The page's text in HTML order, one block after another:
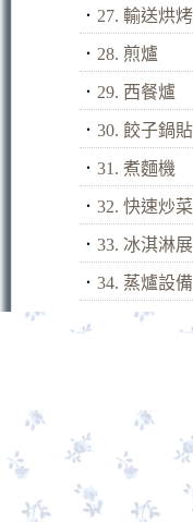
． 27. 輸送烘
． 28. 煎爐
． 29. 西餐爐
． 30. 餃子鍋
． 31. 煮麵機
． 32. 快速炒
． 33. 冰淇淋
． 34. 蒸爐設備